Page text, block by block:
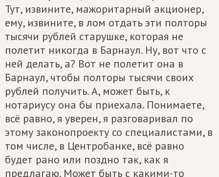
Тут, извините, мажоритарный акционер,
ему, извините, в лом отдать эти полторы
тысячи рублей старушке, которая не
полетит никогда в Барнаул. Ну, вот что с
ней делать, а? Вот не полетит она в
Барнаул, чтобы полторы тысячи своих
рублей получить. А, может быть, к
нотариусу она бы приехала. Понимаете,
всё равно, я уверен, я разговаривал по
этому законопроекту со специалистами, в
том числе, в Центробанке, всё равно
будет рано или поздно так, как я
предлагаю. Может быть с какими-то